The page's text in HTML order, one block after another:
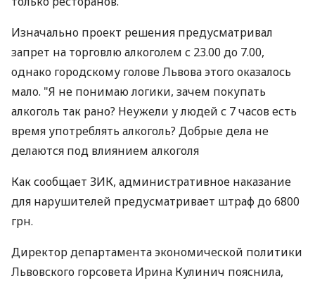
Изначально проект решения предусматривал
запрет на торговлю алкоголем с 23.00 до 7.00,
однако городскому голове Львова этого оказалось
мало. "Я не понимаю логики, зачем покупать
алкоголь так рано? Неужели у людей с 7 часов есть
время употреблять алкоголь? Добрые дела не
делаются под влиянием алкоголя
Как сообщает ЗИК, административное наказание
для нарушителей предусматривает штраф до 6800
грн.
Директор департамента экономической политики
Львовского горсовета Ирина Кулинич пояснила,